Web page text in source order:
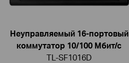
Неуправляемый 16-портовый
коммутатор 10/100 Мбит/с
TL-SF1016D